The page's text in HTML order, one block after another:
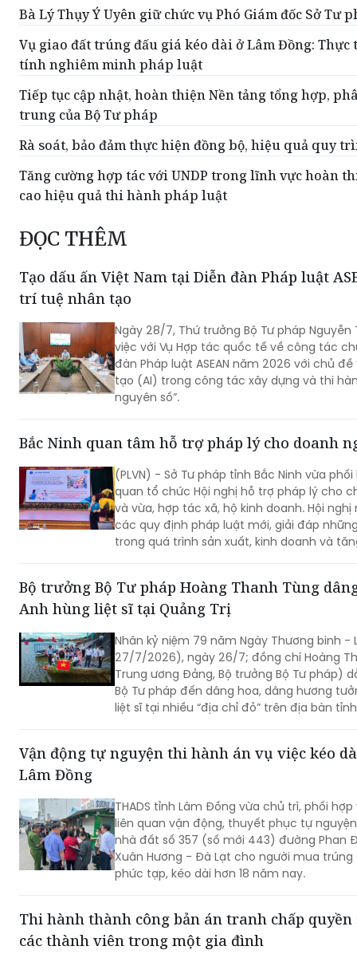
Bà Lý Thụy Ý Uyên giữ chức vụ Phó Giám đốc Sở Tư
Vụ giao đất trúng đấu giá kéo dài ở Lâm Đồng: Thực
tính nghiêm minh pháp luật
Tiếp tục cập nhật, hoàn thiện Nền tảng tổng hợp,
trung của Bộ Tư pháp
Rà soát, bảo đảm thực hiện đồng bộ, hiệu quả quy
Tăng cường hợp tác với UNDP trong lĩnh vực hoàn
cao hiệu quả thi hành pháp luật
ĐỌC THÊM
Tạo dấu ấn Việt Nam tại Diễn đàn Pháp luật
trí tuệ nhân tạo
Ngày 28/7, Thứ trưởng Bộ Tư pháp
việc với Vụ Hợp tác quốc tế về công tác
đàn Pháp luật ASEAN năm 2026 với chủ
tạo (AI) trong công tác xây dựng và thi
nguyên số”.
Bắc Ninh quan tâm hỗ trợ pháp lý cho doanh
(PLVN) - Sở Tư pháp tỉnh Bắc Ninh vừa
quan tổ chức Hội nghị hỗ trợ pháp lý cho
và vừa, hợp tác xã, hộ kinh doanh. Hội
các quy định pháp luật mới, giải đáp
trong quá trình sản xuất, kinh doanh và
Bộ trưởng Bộ Tư pháp Hoàng Thanh Tùng
Anh hùng liệt sĩ tại Quảng Trị
Nhân kỷ niệm 79 năm Ngày Thương binh -
27/7/2026), ngày 26/7; đồng chí Hoàng
Trung ương Đảng, Bộ trưởng Bộ Tư pháp)
Bộ Tư pháp đến dâng hoa, dâng hương
liệt sĩ tại nhiều “địa chỉ đỏ” trên địa bàn
Vận động tự nguyện thi hành án vụ việc kéo
Lâm Đồng
THADS tỉnh Lâm Đồng vừa chủ trì, phối
liên quan vận động, thuyết phục tự
nhà đất số 357 (số mới 443) đường Phan
Xuân Hương - Đà Lạt cho người mua
phức tạp, kéo dài hơn 18 năm nay.
Thi hành thành công bản án tranh chấp
các thành viên trong một gia đình